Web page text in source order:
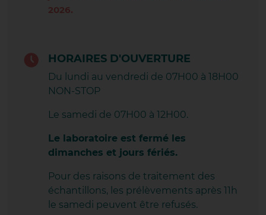
ROMANS GAMBETTA
ROUSSILLON CÔTES DU RHÔNE
SAINT RAMBERT D'ALBON
SAINT SYMPHORIEN D'OZON
SAINT VALLIER
SAINT-CHAMOND
2026.
HORAIRES D'OUVERTURE
Du lundi au vendredi de 07H00 à 18H00
NON-STOP
Le samedi de 07H00 à 12H00.
Le laboratoire est fermé les
dimanches et jours fériés.
Pour des raisons de traitement des
échantillons, les prélèvements après 11h
le samedi peuvent être refusés.